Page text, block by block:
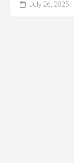
July 26, 2025